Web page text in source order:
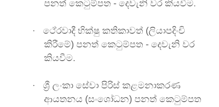
පනත් කෙටුම්පත - දෙවැනි වර කියවීම.
·
ථේරවාදී භික්ෂු කතිකාවත් (ලියාපදිංචි
කිරීමේ) පනත් කෙටුම්පත - දෙවැනි වර
කියවීම.
·
ශ්‍රී ලංකා සේවා පිරිස් කළමනාකරණ
ආයතනය (සංශෝධන) පනත් කෙටුම්පත